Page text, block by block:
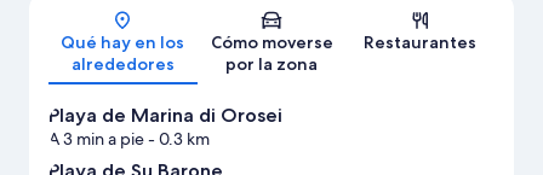
Mapa
Qué hay en los
alrededores
Cómo moverse
por la zona
Restaurantes
Playa de Marina di Orosei
A 3 min a pie- 0.3 km